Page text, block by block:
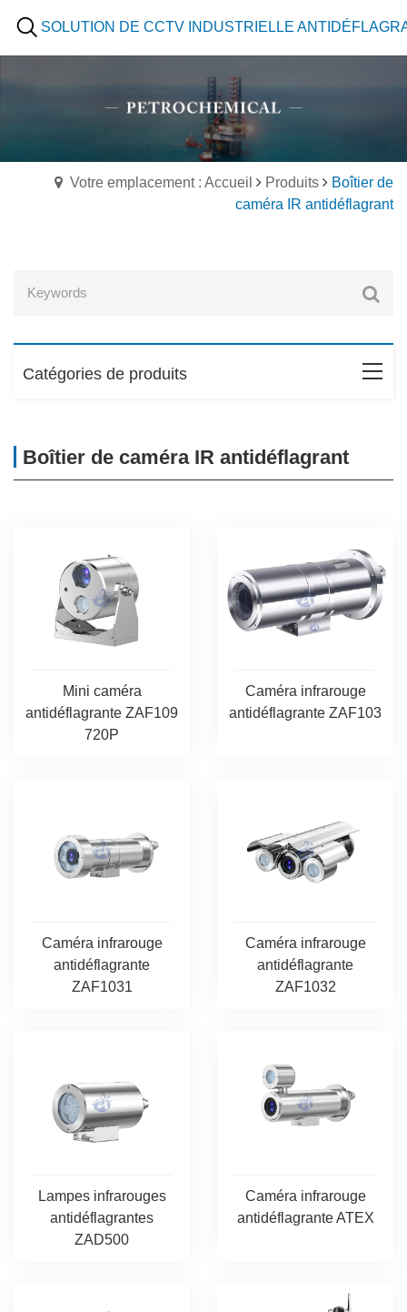
SOLUTION DE CCTV INDUSTRIELLE
Votre emplacement : Accueil Produits
Boîtier de
caméra IR antidéflagrant
Catégories de produits
Boîtier de caméra IR antidéflagrant
Mini caméra
antidéflagrante ZAF109
720P
Caméra infrarouge
antidéflagrante ZAF103
Caméra infrarouge
antidéflagrante
ZAF1031
Caméra infrarouge
antidéflagrante
ZAF1032
Lampes infrarouges
antidéflagrantes
ZAD500
Caméra infrarouge
antidéflagrante ATEX